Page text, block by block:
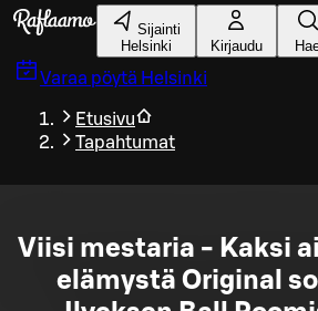
Siirry pääsisältöön
Sijainti
Helsinki
Kirjaudu
Varaa pöytä Helsinki
Etusivu
Tapahtumat
Viisi mestaria - Kaksi
elämystä Original